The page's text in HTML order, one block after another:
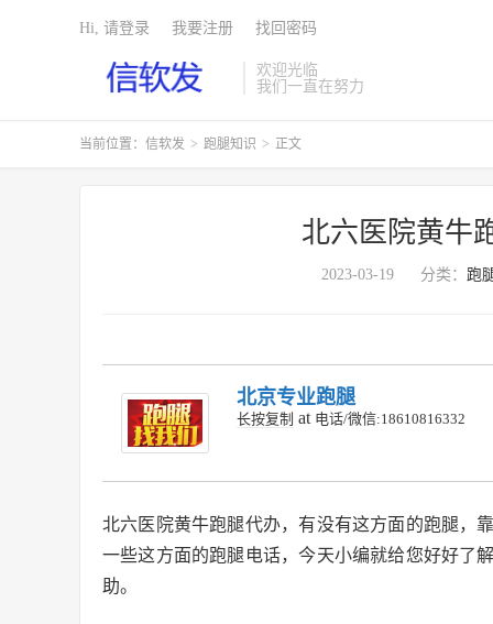
欢迎光临
我们一直在努力
Hi, 请登录 我要注册 找回密码
当前位置： 信软发 > 跑腿知识 > 正文
北六医院黄牛
2023-03-19 分类： 跑
北京专业跑腿
长按复制 at 电话/微信:18610816332
北六医院黄牛跑腿代办，有没有这方面的跑腿，
一些这方面的跑腿电话，今天小编就给您好好了
助。